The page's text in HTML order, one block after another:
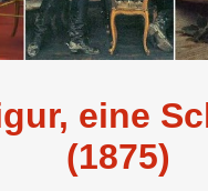
eine
(1875)